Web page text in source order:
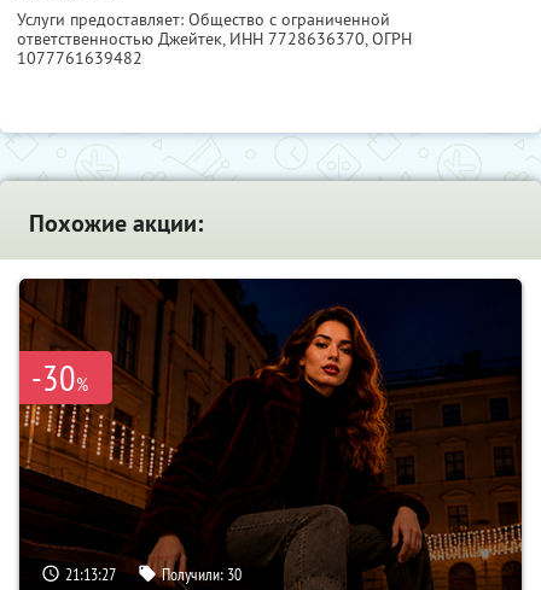
Услуги предоставляет: Общество с ограниченной
ответственностью Джейтек, ИНН 7728636370, ОГРН
1077761639482
Похожие акции:
-30%
21:13:26 Получили: 30